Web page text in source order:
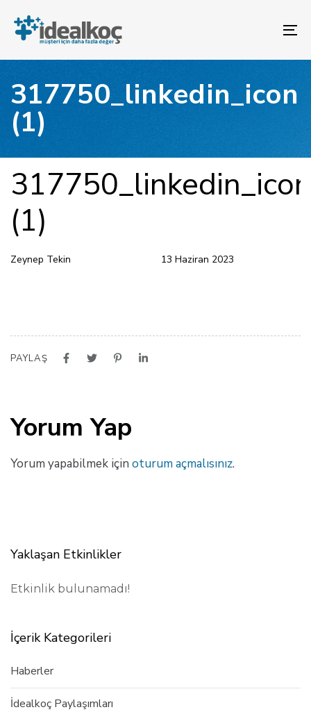
atla
gezinme
bölümüne
geç
atla317750_linkedin_icon
(1)
317750_linkedin_icon
(1)
Zeynep Tekin 13 Haziran 2023
PAYLAŞ
Yorum Yap
Yorum yapabilmek için oturum açmalısınız.
Yaklaşan Etkinlikler
Etkinlik bulunamadı!
İçerik Kategorileri
Haberler
İdealkoç Paylaşımları